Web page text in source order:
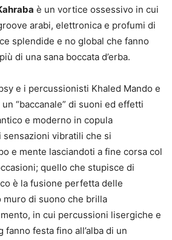
è un vortice ossessivo in cui
arabi, elettronica e profumi di
splendide e no global che fanno
di una sana boccata d’erba.
e i percussionisti Khaled Mando e
un “baccanale” di suoni ed effetti
e moderno in copula
sensazioni vibratili che si
e mente lasciandoti a fine corsa col
quello che stupisce di
è la fusione perfetta delle
di suono che brilla
in cui percussioni lisergiche e
festa fino all’alba di un